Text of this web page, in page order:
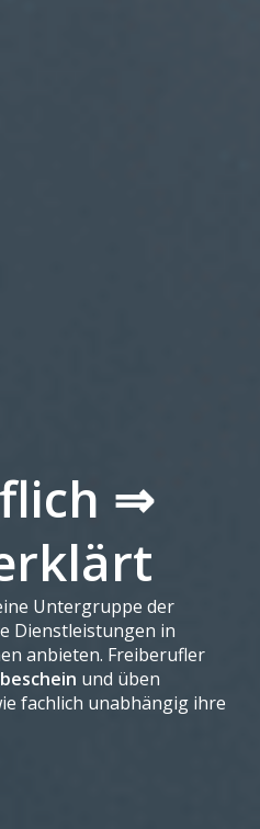
⇒
Untergruppe der
Dienstleistungen in
anbieten. Freiberufler
und üben
fachlich unabhängig ihre